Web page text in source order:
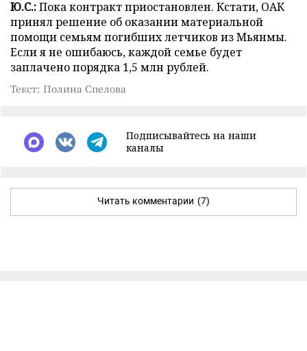
Ю.С.:Пока контракт приостановлен. Кстати, ОАК
принял решение об оказании материальной
помощи семьям погибших летчиков из Мьянмы.
Если я не ошибаюсь, каждой семье будет
заплачено порядка 1,5 млн рублей.
Текст: Полина Спелова
Подписывайтесь на наши
каналы
Читать комментарии (7)